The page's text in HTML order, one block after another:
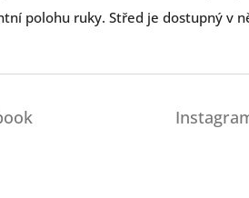
polohu ruky. Střed je dostupný v